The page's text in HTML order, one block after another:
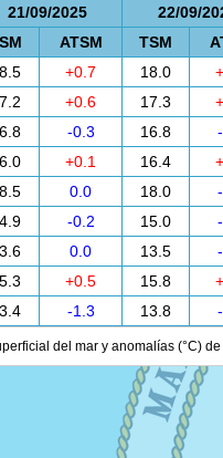
21/09/2025
22/09/
ATSM TSM
+0.7 18.0
+0.6 17.3
-0.3 16.8
+0.1 16.4
0.0 18.0
-0.2 15.0
0.0 13.5
+0.5 15.8
-1.3 13.8
del mar y anomalías (°C)